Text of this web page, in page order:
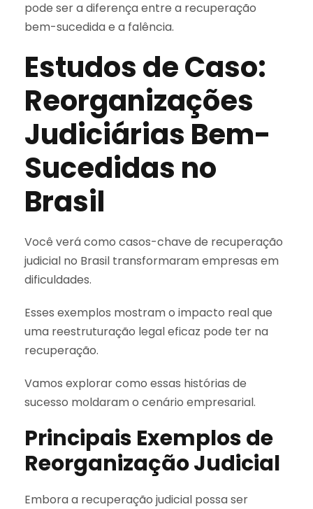
pode ser a diferença entre a recuperação
bem-sucedida e a falência.
Estudos de Caso:
Reorganizações
Judiciárias Bem-
Sucedidas no
Brasil
Você verá como casos-chave de recuperação
judicial no Brasil transformaram empresas em
dificuldades.
Esses exemplos mostram o impacto real que
uma reestruturação legal eficaz pode ter na
recuperação.
Vamos explorar como essas histórias de
sucesso moldaram o cenário empresarial.
Principais Exemplos de
Reorganização Judicial
Embora a recuperação judicial possa ser